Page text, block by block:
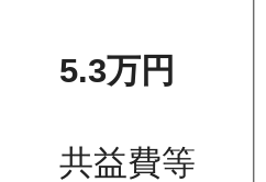
5.3万円
共益費等